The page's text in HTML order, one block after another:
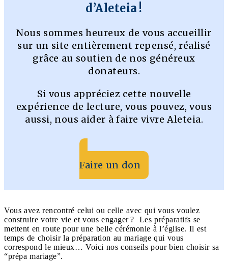
d’Aleteia !
Nous sommes heureux de vous accueillir
sur un site entièrement repensé, réalisé
grâce au soutien de nos généreux
donateurs.
Si vous appréciez cette nouvelle
expérience de lecture, vous pouvez, vous
aussi, nous aider à faire vivre Aleteia.
Faire un don
Vous avez rencontré celui ou celle avec qui vous voulez
construire votre vie et vous engager ? Les préparatifs se
mettent en route pour une belle cérémonie à l’église. Il est
temps de choisir la préparation au mariage qui vous
correspond le mieux… Voici nos conseils pour bien choisir sa
“prépa mariage”.